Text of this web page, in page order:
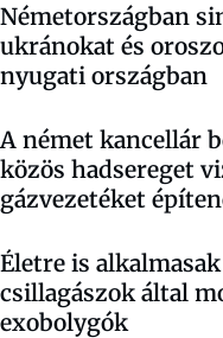
Németországban
ukránokat és
nyugati országban
A német kancellár
közös hadsereget
gázvezetéket
Életre is
csillagászok által
exobolygók